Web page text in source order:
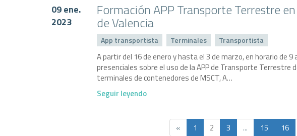
09 ene.
2023
Formación APP Transporte Terrestre
de Valencia
App transportista Terminales Transportista
A partir del 16 de enero y hasta el 3 de marzo, en horario de
presenciales sobre el uso de la APP de Transporte Terrestre
terminales de contenedores de MSCT, A…
Seguir leyendo
« 1 2 3 ... 15 16